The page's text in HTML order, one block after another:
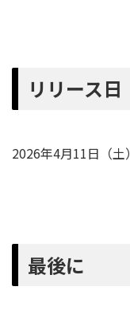
リリース日
2026年4月11日（土）
最後に